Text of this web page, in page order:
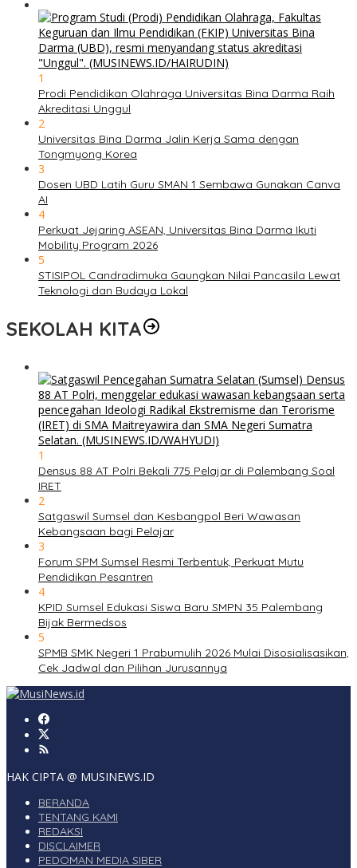
1
Prodi Pendidikan Olahraga Universitas Bina Darma Raih
Akreditasi Unggul
2
Universitas Bina Darma Jalin Kerja Sama dengan
Tongmyong Korea
3
Dosen UBD Latih Guru SMAN 1 Sembawa Gunakan Canva
AI
4
Perkuat Jejaring ASEAN, Universitas Bina Darma Ikuti
Mobility Program 2026
5
STISIPOL Candradimuka Gaungkan Nilai Pancasila Lewat
Teknologi dan Budaya Lokal
SEKOLAH KITA
1
Densus 88 AT Polri Bekali 775 Pelajar di Palembang Soal
IRET
2
Satgaswil Sumsel dan Kesbangpol Beri Wawasan
Kebangsaan bagi Pelajar
3
Forum SPM Sumsel Resmi Terbentuk, Perkuat Mutu
Pendidikan Pesantren
4
KPID Sumsel Edukasi Siswa Baru SMPN 35 Palembang
Bijak Bermedsos
5
SPMB SMK Negeri 1 Prabumulih 2026 Mulai Disosialisasikan,
Cek Jadwal dan Pilihan Jurusannya
HAK CIPTA @ MUSINEWS.ID
BERANDA
TENTANG KAMI
REDAKSI
DISCLAIMER
PEDOMAN MEDIA SIBER